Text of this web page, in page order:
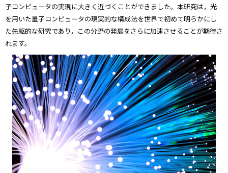
子コンピュータの実現に大きく近づくことができました。本研究は，光
を用いた量子コンピュータの現実的な構成法を世界で初めて明らかにし
た先駆的な研究であり，この分野の発展をさらに加速させることが期待さ
れます。